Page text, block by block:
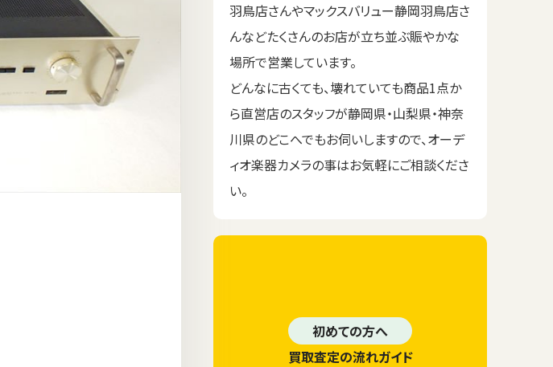
羽鳥店さんやマックスバリュー静岡羽鳥店さ
んなどたくさんのお店が立ち並ぶ賑やかな
場所で営業しています。
どんなに古くても、壊れていても商品1点か
ら直営店のスタッフが静岡県・山梨県・神奈
川県のどこへでもお伺いしますので、オーデ
ィオ楽器カメラの事はお気軽にご相談くださ
い。
初めての方へ
買取査定の流れガイド